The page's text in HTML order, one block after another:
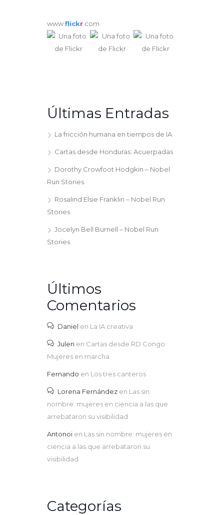
www.flickr .com
Últimas Entradas
La fricción humana en tiempos de IA
Cartas desde Honduras: Acuerpadas
Dorothy Crowfoot Hodgkin – Nobel
Run Stories
Rosalind Elsie Franklin – Nobel Run
Stories
Jocelyn Bell Burnell – Nobel Run
Stories
Últimos
Comentarios
Daniel en La IA creativa
Julen en Cartas desde RD Congo:
Mujeres en marcha
Fernando en Los tres canteros
Lorena Fernández en Las sin
nombre: mujeres en ciencia a las que
arrebataron su visibilidad
Antonoi en Las sin nombre: mujeres en
ciencia a las que arrebataron su
visibilidad
Categorías